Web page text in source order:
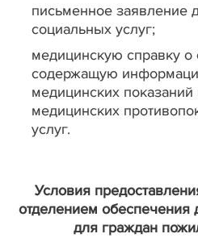
письменное заявление
социальных услуг;
медицинскую справку о
содержащую
медицинских показаний
медицинских
услуг.
Условия
отделением обеспечения
для граждан